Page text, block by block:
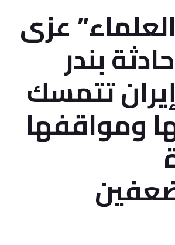
عزى
بندر
تتمسك
ومواقفها